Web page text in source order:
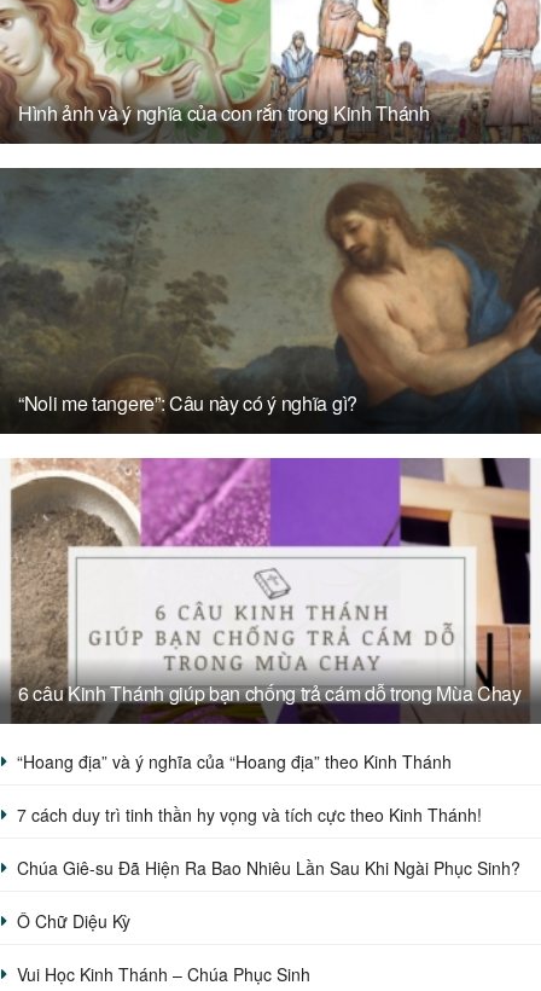
Hình ảnh và ý nghĩa của con rắn trong Kinh Thánh
“Noli me tangere”: Câu này có ý nghĩa gì?
6 câu Kinh Thánh giúp bạn chống trả cám dỗ trong Mùa Chay
“Hoang địa” và ý nghĩa của “Hoang địa” theo Kinh Thánh
7 cách duy trì tinh thần hy vọng và tích cực theo Kinh Thánh!
Chúa Giê-su Đã Hiện Ra Bao Nhiêu Lần Sau Khi Ngài Phục Sinh?
Ô Chữ Diệu Kỳ
Vui Học Kinh Thánh – Chúa Phục Sinh